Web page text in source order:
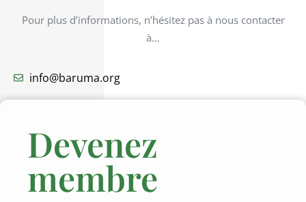
Pour plus d’informations, n’hésitez pas à nous contacter
à…
info@baruma.org
Devenez
membre